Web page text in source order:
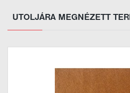
UTOLJÁRA MEGNÉZETT